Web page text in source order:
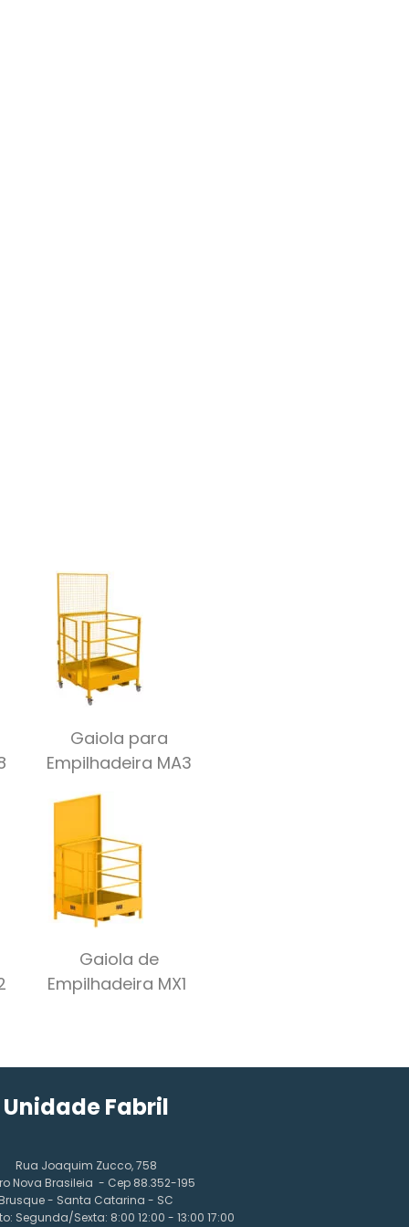
Gaiola para
Empilhadeira MA3
Gaiola de
Empilhadeira MX1
Unidade Fabril
Rua Joaquim Zucco, 758
Nova Brasileia - Cep 88.352-195
- Santa Catarina - SC
Segunda/Sexta: 8:00 12:00 - 13:00 17:00